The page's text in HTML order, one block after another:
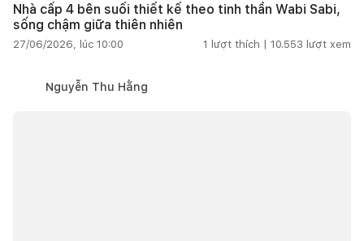
Nhà cấp 4 bên suối thiết kế theo tinh thần Wabi Sabi,
sống chậm giữa thiên nhiên
27/06/2026, lúc 10:00 1 lượt thích | 10.553 lượt xem
Nguyễn Thu Hằng